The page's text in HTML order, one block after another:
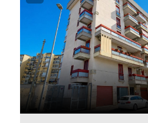
Bagni
minimi
Qualsiasi